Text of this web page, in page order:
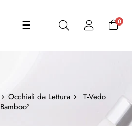
navigazione
☰ 0
Occhiali da Lettura
T-Vedo
Bamboo²